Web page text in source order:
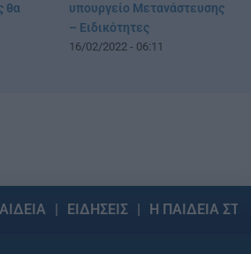
θα
υπουργείο Μετανάστευσης
– Ειδικότητες
16/02/2022 - 06:11
ΕΙΔΗΣΕΙΣ Η ΠΑΙΔΕΙΑ